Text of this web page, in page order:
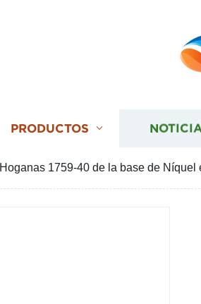
PRODUCTOS
Hoganas 1759-40 de la base de